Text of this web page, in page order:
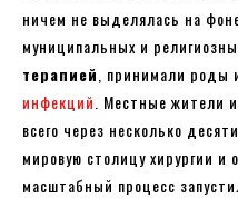
ничем не выделялась на
муниципальных и
терапией , принимали роды
инфекций . Местные жители
всего через несколько
мировую столицу хирургии и
масштабный процесс